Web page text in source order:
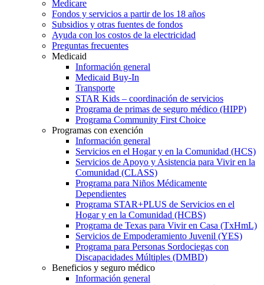
Medicare
Fondos y servicios a partir de los 18 años
Subsidios y otras fuentes de fondos
Ayuda con los costos de la electricidad
Preguntas frecuentes
Medicaid
Información general
Medicaid Buy-In
Transporte
STAR Kids – coordinación de servicios
Programa de primas de seguro médico (HIPP)
Programa Community First Choice
Programas con exención
Información general
Servicios en el Hogar y en la Comunidad (HCS)
Servicios de Apoyo y Asistencia para Vivir en la
Comunidad (CLASS)
Programa para Niños Médicamente
Dependientes
Programa STAR+PLUS de Servicios en el
Hogar y en la Comunidad (HCBS)
Programa de Texas para Vivir en Casa (TxHmL)
Servicios de Empoderamiento Juvenil (YES)
Programa para Personas Sordociegas con
Discapacidades Múltiples (DMBD)
Beneficios y seguro médico
Información general